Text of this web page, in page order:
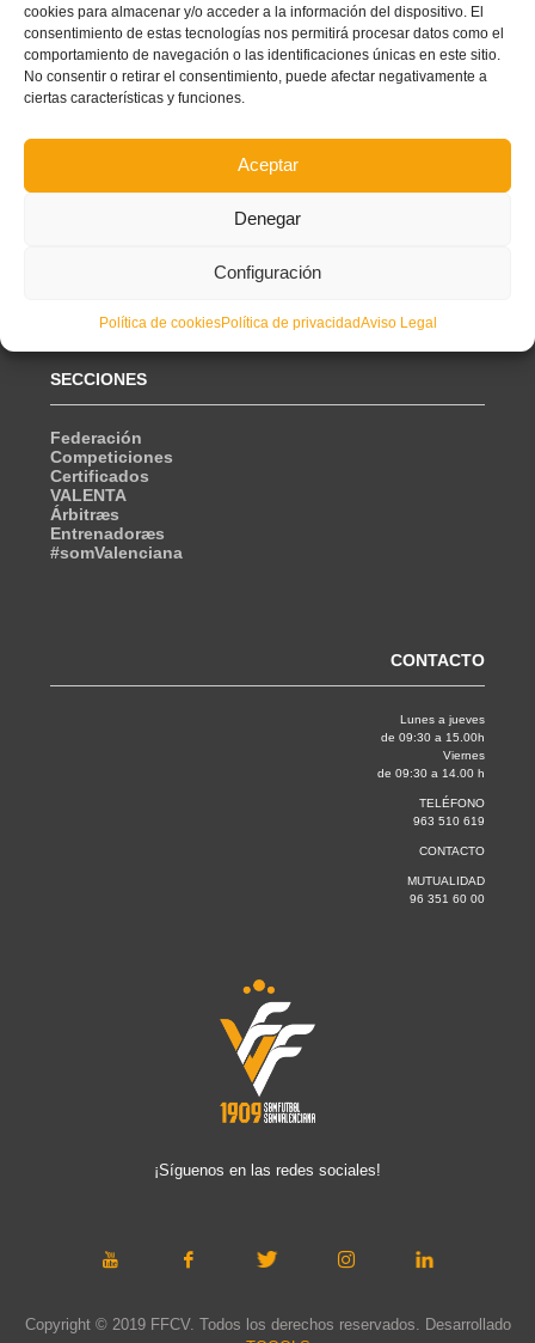
cookies para almacenar y/o acceder a la información del dispositivo. El
consentimiento de estas tecnologías nos permitirá procesar datos como el
comportamiento de navegación o las identificaciones únicas en este sitio.
No consentir o retirar el consentimiento, puede afectar negativamente a
ciertas características y funciones.
Aceptar
Denegar
Configuración
Política de cookiesPolítica de privacidadAviso Legal
Colaboradores
SECCIONES
Federación
Competiciones
Certificados
VALENTA
Árbitræs
Entrenadoræs
#somValenciana
CONTACTO
Lunes a jueves
de 09:30 a 15.00h
Viernes
de 09:30 a 14.00 h
TELÉFONO
963 510 619
CONTACTO
MUTUALIDAD
96 351 60 00
¡Síguenos en las redes sociales!
Copyright © 2019 FFCV. Todos los derechos reservados. Desarrollado